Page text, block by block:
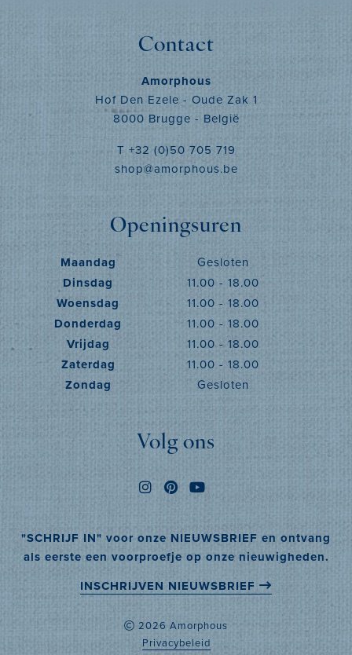
Contact
Amorphous
Hof Den Ezele - Oude Zak 1
8000 Brugge - België
T +32 (0)50 705 719
shop@amorphous.be
Openingsuren
Maandag Gesloten
Dinsdag 11.00 - 18.00
Woensdag 11.00 - 18.00
Donderdag 11.00 - 18.00
Vrijdag 11.00 - 18.00
Zaterdag 11.00 - 18.00
Zondag Gesloten
Volg ons
"SCHRIJF IN" voor onze NIEUWSBRIEF en ontvang
als eerste een voorproefje op onze nieuwigheden.
INSCHRIJVEN NIEUWSBRIEF
2026 Amorphous
Privacybeleid